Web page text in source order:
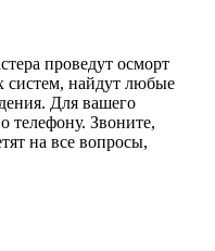
проведут осморт
систем, найдут любые
Для вашего
телефону. Звоните,
на все вопросы,